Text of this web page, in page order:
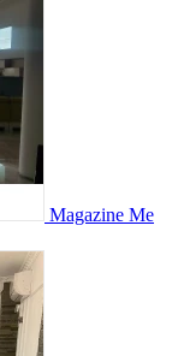
Magazine Me